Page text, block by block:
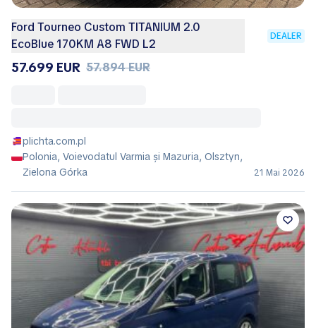
Ford Tourneo Custom TITANIUM 2.0
EcoBlue 170KM A8 FWD L2
DEALER
57.699 EUR 57.894 EUR
plichta.com.pl
Polonia, Voievodatul Varmia și Mazuria, Olsztyn,
Zielona Górka
21 Mai 2026